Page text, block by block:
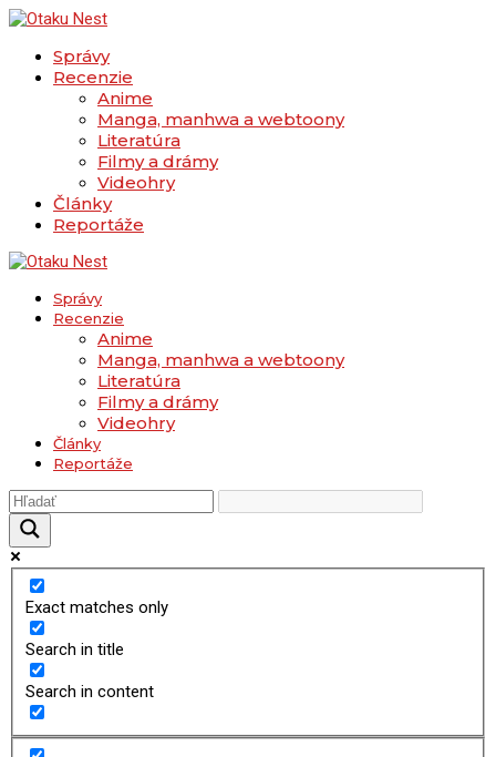
Správy
Recenzie
Anime
Manga, manhwa a webtoony
Literatúra
Filmy a drámy
Videohry
Články
Reportáže
Správy
Recenzie
Anime
Manga, manhwa a webtoony
Literatúra
Filmy a drámy
Videohry
Články
Reportáže
Exact matches only
Search in title
Search in content